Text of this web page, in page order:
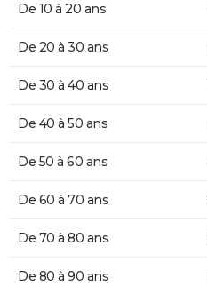
De 10 à 20 ans
De 20 à 30 ans
De 30 à 40 ans
De 40 à 50 ans
De 50 à 60 ans
De 60 à 70 ans
De 70 à 80 ans
De 80 à 90 ans